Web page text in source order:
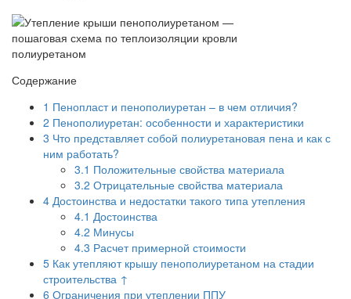
Содержание
1 Пенопласт и пенополиуретан – в чем отличия?
2 Пенополиуретан: особенности и характеристики
3 Что представляет собой полиуретановая пена и как с
ним работать?
3.1 Положительные свойства материала
3.2 Отрицательные свойства материала
4 Достоинства и недостатки такого типа утепления
4.1 Достоинства
4.2 Минусы
4.3 Расчет примерной стоимости
5 Как утепляют крышу пенополиуретаном на стадии
строительства ↑
6 Ограничения при утеплении ППУ